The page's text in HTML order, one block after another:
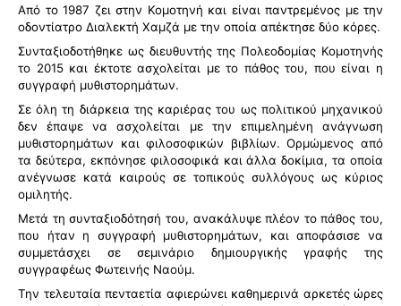
Από το 1987 ζει στην Κομοτηνή και είναι παντρεμένος με την
οδοντίατρο Διαλεκτή Χαμζά με την οποία απέκτησε δύο κόρες.
Συνταξιοδοτήθηκε ως διευθυντής της Πολεοδομίας Κομοτηνής
το 2015 και έκτοτε ασχολείται με το πάθος του, που είναι η
συγγραφή μυθιστορημάτων.
Σε όλη τη διάρκεια της καριέρας του ως πολιτικού μηχανικού
δεν έπαψε να ασχολείται με την επιμελημένη ανάγνωση
μυθιστορημάτων και φιλοσοφικών βιβλίων. Ορμώμενος από
τα δεύτερα, εκπόνησε φιλοσοφικά και άλλα δοκίμια, τα οποία
ανέγνωσε κατά καιρούς σε τοπικούς συλλόγους ως κύριος
ομιλητής.
Μετά τη συνταξιοδότησή του, ανακάλυψε πλέον το πάθος του,
που ήταν η συγγραφή μυθιστορημάτων, και αποφάσισε να
συμμετάσχει σε σεμινάριο δημιουργικής γραφής της
συγγραφέως Φωτεινής Ναούμ.
Την τελευταία πενταετία αφιερώνει καθημερινά αρκετές ώρες